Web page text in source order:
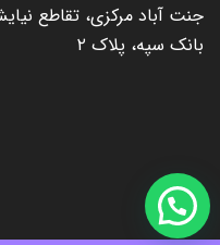
جنت آباد مرکزی، تقاطع
بانک سپه، پلاک ۲